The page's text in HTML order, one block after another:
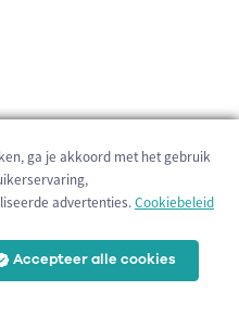
ga je akkoord met het gebruik
advertenties.Cookiebeleid
Accepteer alle cookies